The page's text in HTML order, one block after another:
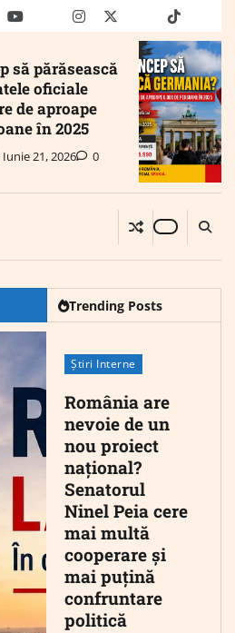
youtubeMailinstagram
twitter truthtiktok
să părăsească
oficiale
de aproape
în 2025
Iunie 21, 2026 0
Trending Posts
Știri Interne
România are
nevoie de un
nou proiect
național?
Senatorul
Ninel Peia cere
mai multă
cooperare și
mai puțină
confruntare
politică